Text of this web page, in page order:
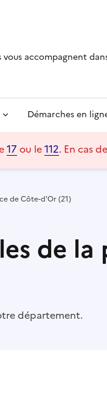
accompagnent
Démarches en
17 ou le112. En cas
de Côte-d'Or (21)
de la
département.